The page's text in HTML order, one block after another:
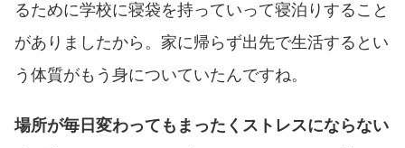
るために学校に寝袋を持っていって寝泊りすること
がありましたから。家に帰らず出先で生活するとい
う体質がもう身についていたんですね。
場所が毎日変わってもまったくストレスにならない